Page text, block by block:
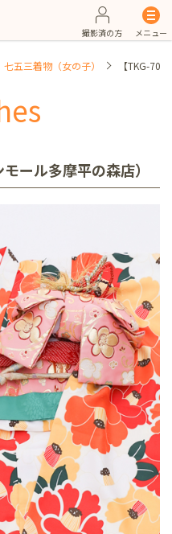
撮影済の方 メニュー
七五三着物（女の子） 【TKG-
ール多摩平の森店）